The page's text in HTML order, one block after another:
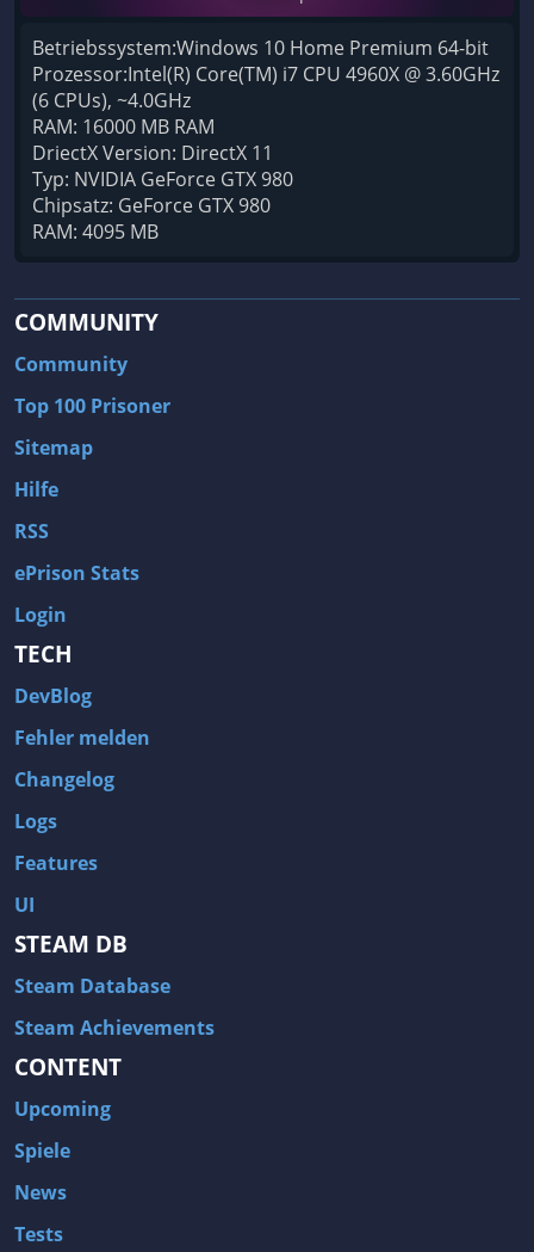
Betriebssystem:Windows 10 Home Premium 64-bit
Prozessor:Intel(R) Core(TM) i7 CPU 4960X @ 3.60GHz
(6 CPUs), ~4.0GHz
RAM: 16000 MB RAM
DriectX Version: DirectX 11
Typ: NVIDIA GeForce GTX 980
Chipsatz: GeForce GTX 980
RAM: 4095 MB
COMMUNITY
Community
Top 100 Prisoner
Sitemap
Hilfe
RSS
ePrison Stats
Login
TECH
DevBlog
Fehler melden
Changelog
Logs
Features
UI
STEAM DB
Steam Database
Steam Achievements
CONTENT
Upcoming
Spiele
News
Tests